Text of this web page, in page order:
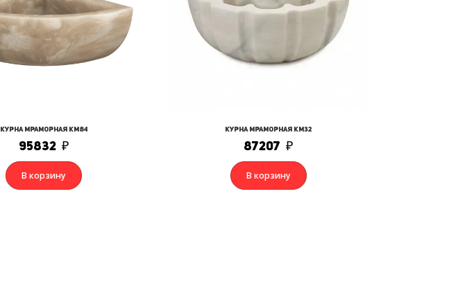
Курна мраморная КМ84
95832 ₽
В корзину
Курна мраморная КМ32
87207 ₽
В корзину